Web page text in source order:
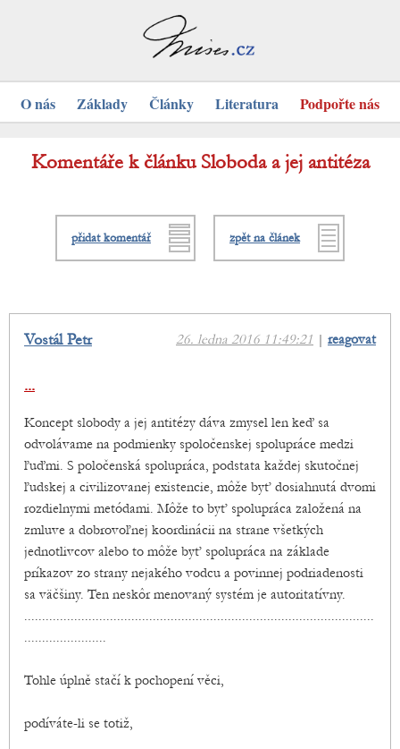
O nás Základy Články Literatura Podpořte nás
Komentáře k článku Sloboda a jej antitéza
přidat komentář zpět na článek
26. ledna 2016 11:49:21 | reagovat
Vostál Petr
...
Koncept slobody a jej antitézy dáva zmysel len keď sa
odvolávame na podmienky spoločenskej spolupráce medzi
ľuďmi. S poločenská spolupráca, podstata každej skutočnej
ľudskej a civilizovanej existencie, môže byť dosiahnutá dvomi
rozdielnymi metódami. Môže to byť spolupráca založená na
zmluve a dobrovoľnej koordinácii na strane všetkých
jednotlivcov alebo to môže byť spolupráca na základe
príkazov zo strany nejakého vodcu a povinnej podriadenosti
sa väčšiny. Ten neskôr menovaný systém je autoritatívny.
..................................................................................................
.......................
Tohle úplně stačí k pochopení věci,
podíváte-li se totiž,